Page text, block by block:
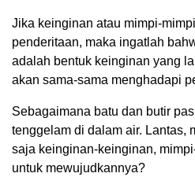
Jika keinginan atau mimpi-
penderitaan, maka ingatlah
adalah bentuk keinginan yang
akan sama-sama menghadapi
Sebagaimana batu dan butir
tenggelam di dalam air. Lantas,
saja keinginan-keinginan,
untuk mewujudkannya?